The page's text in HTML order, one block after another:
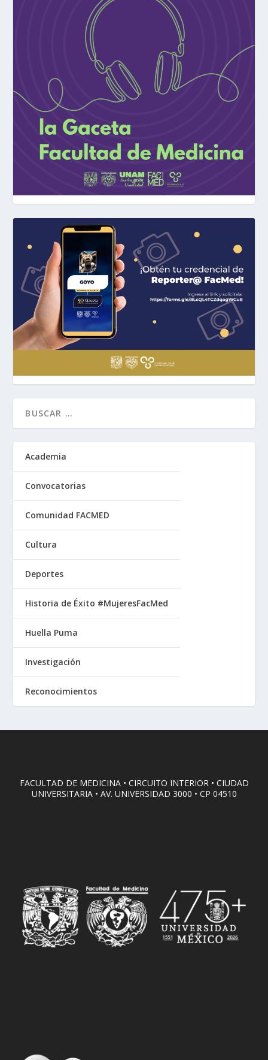
Academia
Convocatorias
Comunidad FACMED
Cultura
Deportes
Historia de Éxito #MujeresFacMed
Huella Puma
Investigación
Reconocimientos
FACULTAD DE MEDICINA • CIRCUITO INTERIOR • CIUDAD
UNIVERSITARIA • AV. UNIVERSIDAD 3000 • CP 04510